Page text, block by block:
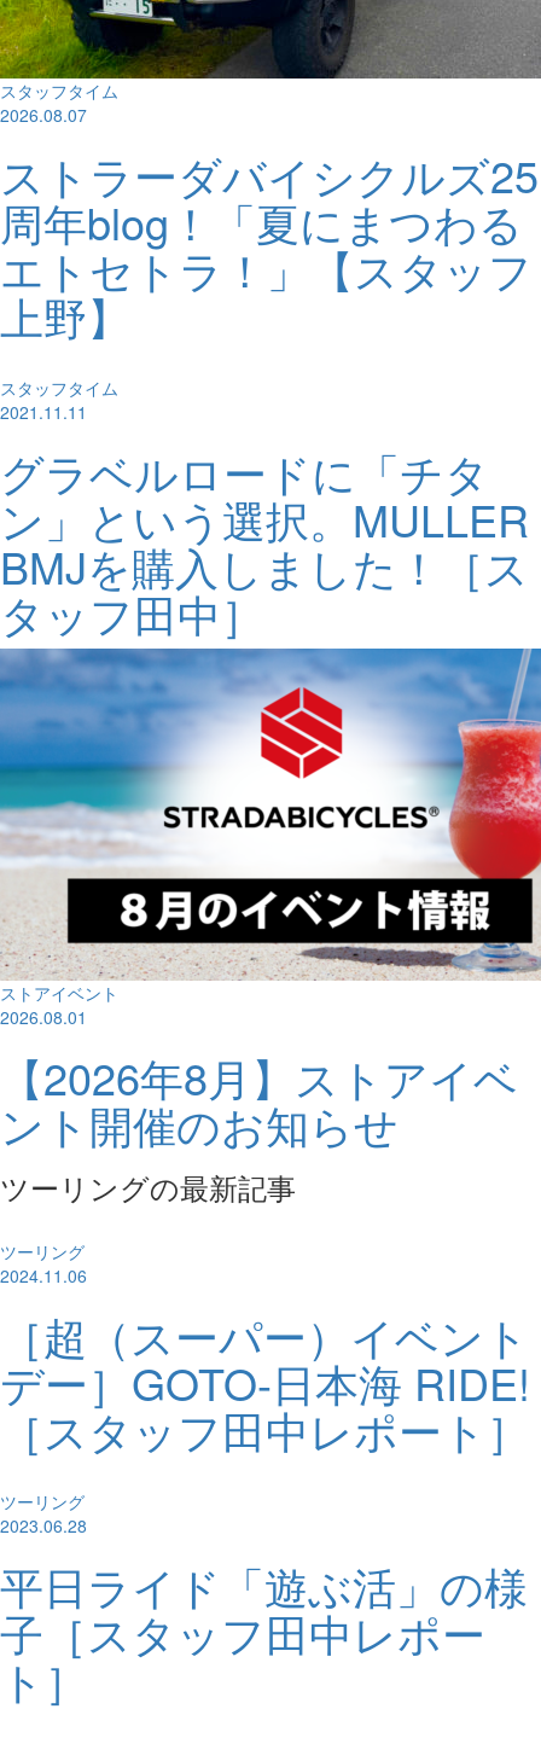
スタッフタイム
2026.08.07
ストラーダバイシクルズ25
周年blog！「夏にまつわる
エトセトラ！」【スタッフ
上野】
スタッフタイム
2021.11.11
グラベルロードに「チタ
ン」という選択。MULLER
BMJを購入しました！［ス
タッフ田中］
ストアイベント
2026.08.01
【2026年8月】ストアイベ
ント開催のお知らせ
ツーリングの最新記事
ツーリング
2024.11.06
［超（スーパー）イベント
デー］GOTO-日本海 RIDE!
［スタッフ田中レポート］
ツーリング
2023.06.28
平日ライド「遊ぶ活」の様
子［スタッフ田中レポー
ト］